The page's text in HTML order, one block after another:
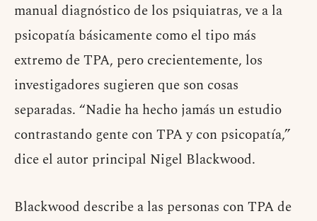
manual diagnóstico de los psiquiatras, ve a la
psicopatía básicamente como el tipo más
extremo de TPA, pero crecientemente, los
investigadores sugieren que son cosas
separadas. “Nadie ha hecho jamás un estudio
contrastando gente con TPA y con psicopatía,”
dice el autor principal Nigel Blackwood.
Blackwood describe a las personas con TPA de